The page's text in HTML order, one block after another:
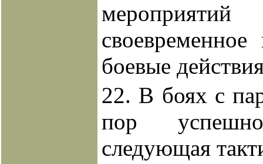
боевые
22. В боях с
пор
следующая